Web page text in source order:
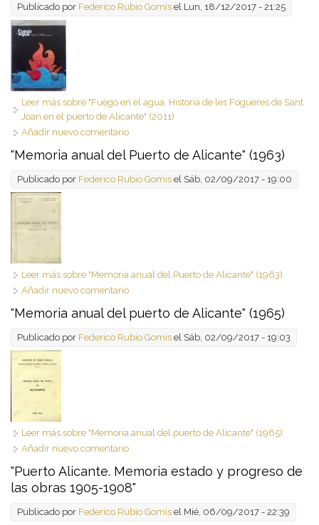
Publicado por Federico Rubio Gomis el Lun, 18/12/2017 - 21:25
Leer más sobre "Fuego en el agua. Historia de les Fogueres de Sant
Joan en el puerto de Alicante" (2011)
Añadir nuevo comentario
"Memoria anual del Puerto de Alicante" (1963)
Publicado por Federico Rubio Gomis el Sáb, 02/09/2017 - 19:00
Leer más sobre "Memoria anual del Puerto de Alicante" (1963)
Añadir nuevo comentario
"Memoria anual del puerto de Alicante" (1965)
Publicado por Federico Rubio Gomis el Sáb, 02/09/2017 - 19:03
Leer más sobre "Memoria anual del puerto de Alicante" (1965)
Añadir nuevo comentario
"Puerto Alicante. Memoria estado y progreso de
las obras 1905-1908"
Publicado por Federico Rubio Gomis el Mié, 06/09/2017 - 22:39